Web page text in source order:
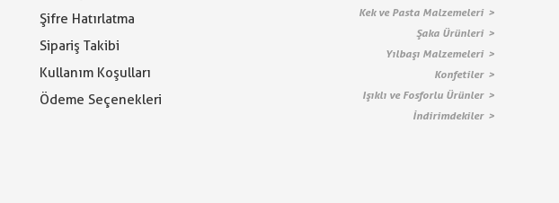
Şifre Hatırlatma
Sipariş Takibi
Kullanım Koşulları
Ödeme Seçenekleri
Kek ve Pasta Malzemeleri
Şaka Ürünleri
Yılbaşı Malzemeleri
Konfetiler
Işıklı ve Fosforlu Ürünler
İndirimdekiler